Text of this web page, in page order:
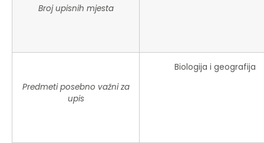
Broj upisnih mjesta
Predmeti posebno važni za
upis
Biologija i geografija